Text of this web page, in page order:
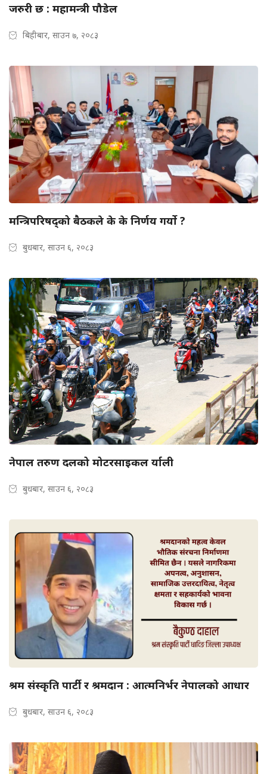
जरुरी छ : महामन्त्री पौडेल
बिहीबार, साउन ७, २०८३
मन्त्रिपरिषद्को बैठकले के के निर्णय गर्यो ?
बुधबार, साउन ६, २०८३
नेपाल तरुण दलको मोटरसाइकल र्याली
बुधबार, साउन ६, २०८३
श्रम संस्कृति पार्टी र श्रमदान : आत्मनिर्भर नेपालको आधार
बुधबार, साउन ६, २०८३